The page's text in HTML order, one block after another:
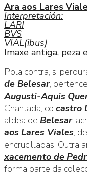
Ara aos Lares
Interpretación:
LARI
BVS
VIAL(ibus)
Imaxe antiga, peza
Pola contra, si
de Belesar,
Augusti-Aquis
Chantada, co castro
aldea de Belesar,
aos Lares Viales,
encrucilladas. Outra
xacemento de
forma parte da